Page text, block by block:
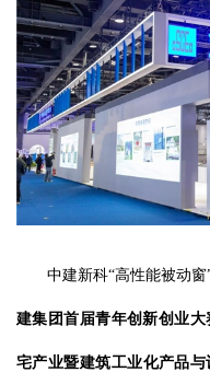
中建新科“高性能被动
建集团首届青年创新创业大
宅产业暨建筑工业化产品与